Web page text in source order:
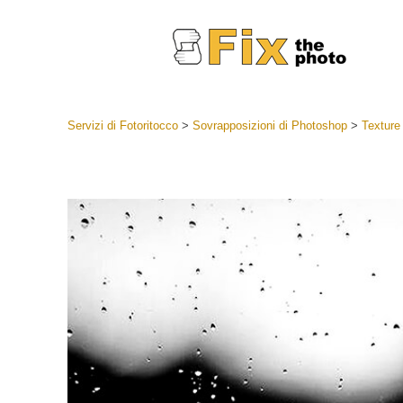
Servizi
Servizi di Fotoritocco> Sovrapposizioni di Photoshop>